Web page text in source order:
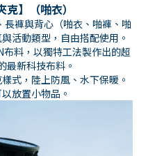
克】 （啪衣）
褲與背心（啪衣、啪褲、啪
活動類型，自由搭配使用。
料，以獨特工法製作出的超
最新科技布料。
式，陸上防風、水下保暖。
放置小物品。